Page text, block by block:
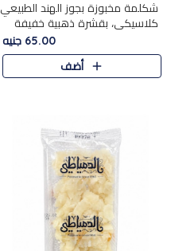
شكلمة مخبوزة بجوز الهند الطبيعي
كلاسيكي، بقشرة ذهبية خفيفة
وقلب طري رطب يذوب في الفم،
تمنحك المذاق الشرقي الحلو الأصيل
التقليدي في كل لقمة.
65.00 جنيه
أضف